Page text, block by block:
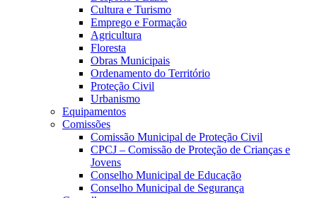
Cultura e Turismo
Emprego e Formação
Agricultura
Floresta
Obras Municipais
Ordenamento do Território
Proteção Civil
Urbanismo
Equipamentos
Comissões
Comissão Municipal de Proteção Civil
CPCJ – Comissão de Proteção de Crianças e
Jovens
Conselho Municipal de Educação
Conselho Municipal de Segurança